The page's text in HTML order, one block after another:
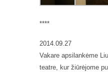
****
2014.09.27
Vakare apsilankėme
teatre, kur žiūrėjome